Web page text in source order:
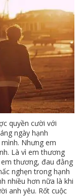
quyền cười với
ngày hạnh
Nhưng em
Là vì em thương
thương, đau đằng
nghẹn trong hạnh
nhiều hơn nữa là khi
anh yêu. Rốt cuộc